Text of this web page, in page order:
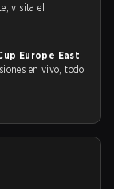
visita el
Europe East
en vivo, todo